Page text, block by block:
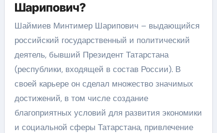
Шарипович?
Шаймиев Минтимер Шарипович – выдающийся
российский государственный и политический
деятель, бывший Президент Татарстана
(республики, входящей в состав России). В
своей карьере он сделал множество значимых
достижений, в том числе создание
благоприятных условий для развития экономики
и социальной сферы Татарстана, привлечение